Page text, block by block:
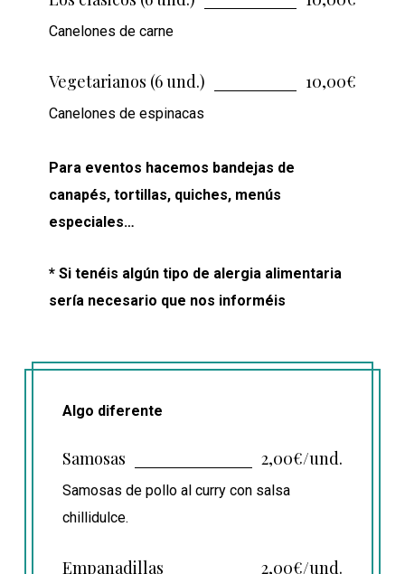
Canelones de carne
Vegetarianos (6 und.) 10,00€
Canelones de espinacas
Para eventos hacemos bandejas de
canapés, tortillas, quiches, menús
especiales…
* Si tenéis algún tipo de alergia alimentaria
sería necesario que nos informéis
Algo diferente
Samosas 2,00€/und.
Samosas de pollo al curry con salsa
chillidulce.
Empanadillas 2,00€/und.